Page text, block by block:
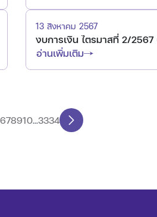
13 สิงหาคม 2567
งบการเงิน ไตรมาสที่ 2/
อ่านเพิ่มเติม
678910...3334